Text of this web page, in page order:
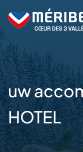
content
uw
HOTEL